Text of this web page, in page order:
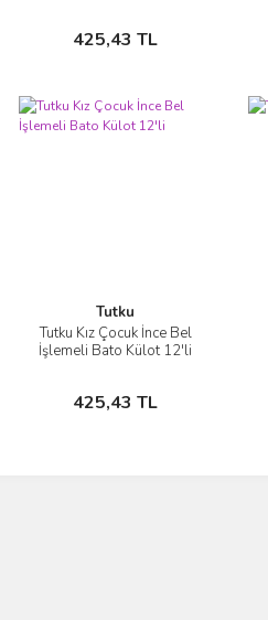
425,43 TL
Sepete Ekle
Tutku
Tutku Kız Çocuk İnce Bel
İşlemeli Bato Külot 12'li
425,43 TL
İncele
Sepete Ekle